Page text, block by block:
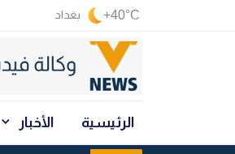
+40°C بغداد
الرئيسية الأخبار